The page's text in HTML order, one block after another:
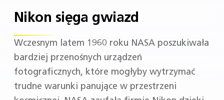
koncentrując się na Twoich potrzebach i
preferencjach. Potrzeby każdego są inne,
dlatego Twoja podróż również powinna
być unikalna! – To innowacyjne podejście
zostało wprowadzone przez Nikon
Megane, nasz pierwszy salon optyczny,
który znajduje się w sercu Tokio.
Nikon sięga gwiazd
Wczesnym latem 1960 roku NASA poszukiwała
bardziej przenośnych urządzeń
fotograficznych, które mogłyby wytrzymać
trudne warunki panujące w przestrzeni